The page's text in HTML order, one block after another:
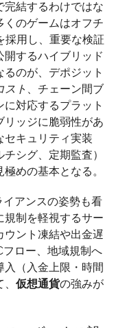
結するわけではな
くのゲームはオフチ
採用し、重要な検証
するハイブリッド
のが、デポジット
スト 、チェーン間ブ
対応するプラット
リッジに脆弱性があ
セキュリティ実装
シグ、定期監査）
めの基本となる。
イアンスの姿勢も看
制を軽視するサー
ウント凍結や出金遅
ロー、地域規制へ
（入金上限・時間
仮想通貨の強みが